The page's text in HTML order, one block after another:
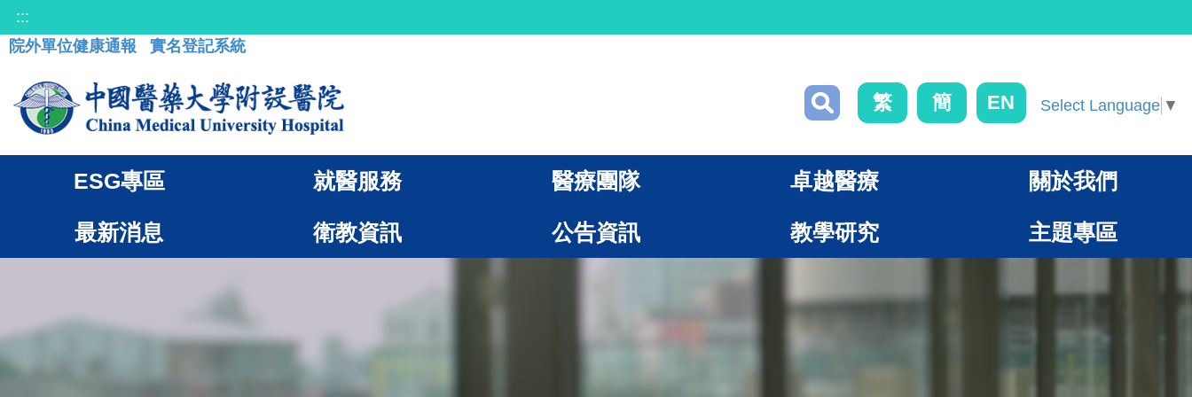
:::
院外單位健康通報
實名登記系統
繁 簡 EN Select Language ▼
ESG專區 就醫服務 醫療團隊 卓越醫療 關於我們
最新消息 衛教資訊 公告資訊 教學研究 主題專區